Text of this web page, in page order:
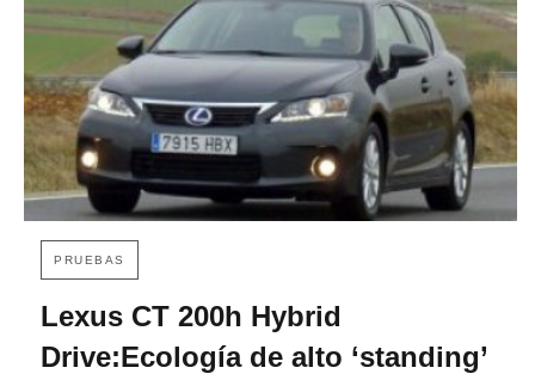
PRUEBAS
Lexus CT 200h Hybrid
Drive:Ecología de alto ‘standing’